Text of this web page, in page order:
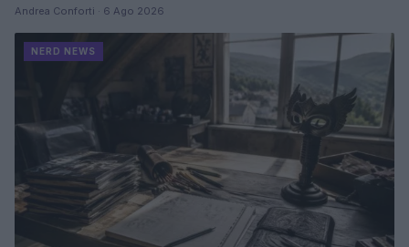
Andrea Conforti · 6 Ago 2026
NERD NEWS